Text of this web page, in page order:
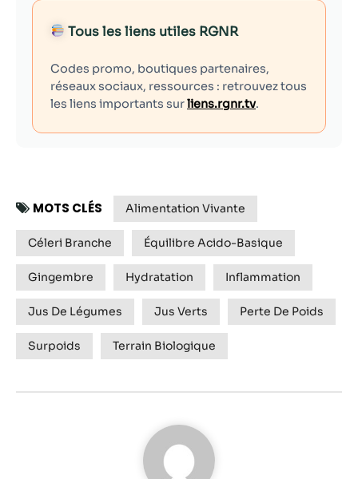
Tous les liens utiles RGNR
Codes promo, boutiques partenaires,
réseaux sociaux, ressources : retrouvez tous
les liens importants surliens.rgnr.tv.
MOTS CLÉS Alimentation Vivante
Céleri Branche Équilibre Acido-Basique
Gingembre Hydratation Inflammation
Jus De Légumes Jus Verts Perte De Poids
Surpoids Terrain Biologique